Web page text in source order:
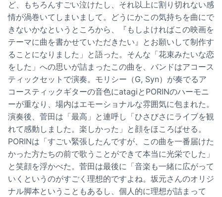
ど、もちろんすごい泣けたし、それ以上に割り切れない感
情が渦巻いてしまいまして。どうにかこの気持ちを曲にで
きないかなというところから、『もしよければこの映画を
テーマに曲を書かせていただきたい』とお願いして制作す
ることになりました」と語った。そんな「花束みたいな恋
をした」への思いが詰まったこの曲を、バンドはアコース
ティックセットで演奏。モリシー（G, Syn）が奏でるア
コースティックギターの音色にatagiとPORINのハーモニ
ーが重なり、場内はエモーショナルな雰囲気に包まれた。
演奏後、菅田は「最高」と連呼し「ひさびさにライブを観
れて感動しました。楽しかった」と顔をほころばせる。
PORINは「すごい緊張したんですが、この曲を一番届けた
かった方たちの前で歌うことができて本当に光栄でした」
と笑顔を浮かべた。菅田は最後に「音楽も一緒に広がって
いくというのがすごく理想的ですよね。坂元さんのオリジ
ナル脚本ということもあるし、個人的に理想が詰まって